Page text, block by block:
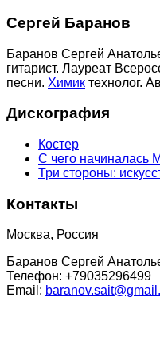
Сергей Баранов
Баранов Сергей
гитарист. Лауреат
песни. Химик технолог.
Дискография
Костер
С чего начиналась
Три стороны:
Контакты
Москва, Россия
Баранов Сергей
Телефон: +79035296499
Email: